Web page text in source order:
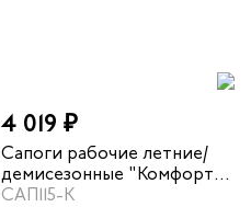
4 019 ₽
Сапоги рабочие летние/
демисезонные "Комфорт"
кожаные с МП цвет черный
САП115-К